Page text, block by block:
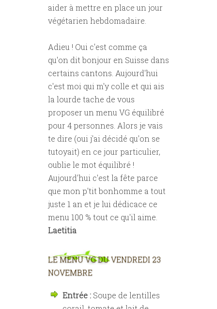
aider à mettre en place un jour
végétarien hebdomadaire.
Adieu ! Oui c'est comme ça
qu'on dit bonjour en Suisse dans
certains cantons. Aujourd'hui
c'est moi qui m'y colle et qui ais
la lourde tache de vous
proposer un menu VG équilibré
pour 4 personnes. Alors je vais
te dire (oui j'ai décidé qu'on se
tutoyait) en ce jour particulier,
oublie le mot équilibré !
Aujourd'hui c'est la fête parce
que mon p'tit bonhomme a tout
juste 1 an et je lui dédicace ce
menu 100 % tout ce qu'il aime.
Laetitia
LE MENU VG DU VENDREDI 23
NOVEMBRE
Entrée : Soupe de lentilles